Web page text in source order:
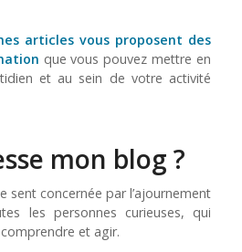
articles vous proposent des
que vous pouvez mettre en
et au sein de votre activité
mon blog ?
sent concernée par l’ajournement
les personnes curieuses, qui
et agir.